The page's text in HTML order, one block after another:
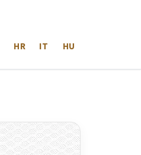
HR IT HU